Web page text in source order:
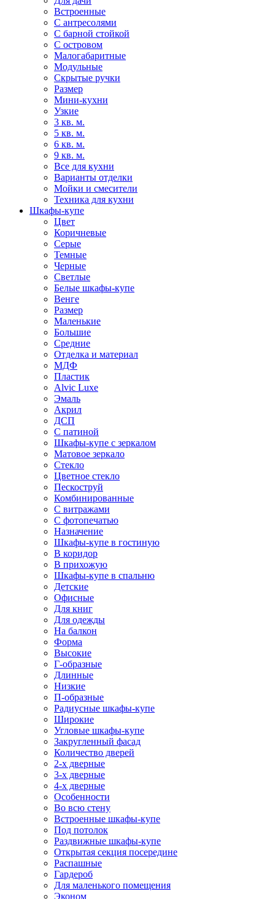
Встроенные
С антресолями
С барной стойкой
С островом
Малогабаритные
Модульные
Скрытые ручки
Размер
Мини-кухни
Узкие
3 кв. м.
5 кв. м.
6 кв. м.
9 кв. м.
Все для кухни
Варианты отделки
Мойки и смесители
Техника для кухни
Шкафы-купе
Цвет
Коричневые
Серые
Темные
Черные
Светлые
Белые шкафы-купе
Венге
Размер
Маленькие
Большие
Средние
Отделка и материал
МДФ
Пластик
Alvic Luxe
Эмаль
Акрил
ДСП
С патиной
Шкафы-купе с зеркалом
Матовое зеркало
Стекло
Цветное стекло
Пескоструй
Комбинированные
С витражами
С фотопечатью
Назначение
Шкафы-купе в гостиную
В коридор
В прихожую
Шкафы-купе в спальню
Детские
Офисные
Для книг
Для одежды
На балкон
Форма
Высокие
Г-образные
Длинные
Низкие
П-образные
Радиусные шкафы-купе
Широкие
Угловые шкафы-купе
Закругленный фасад
Количество дверей
2-х дверные
3-х дверные
4-х дверные
Особенности
Во всю стену
Встроенные шкафы-купе
Под потолок
Раздвижные шкафы-купе
Открытая секция посередине
Распашные
Гардероб
Для маленького помещения
Эконом